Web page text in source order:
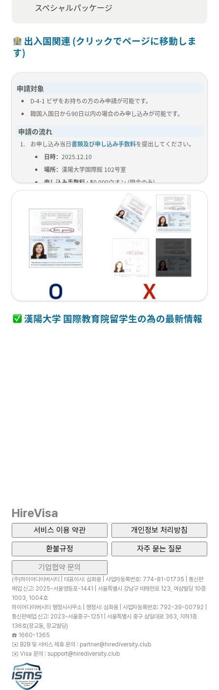
スペシャルパッケージ
出入国関連 (クリックでページに移動しま
す)
申請対象
•
D-4-1 ビザをお持ちの方のみ申請が可能です。
• 韓国入国日から90日以内の場合のみ申し込みが可能です。
申請の流れ
1. お申し込み当日書類及び申し込み手数料を提出してください。
• 日時： 2025.12.10
• 場所： 漢陽大学国際館 102号室
• 申し込み手数料 : 50,000ウオン (現金のみ)
申し込みを確認後メール にてご案内致します。
指紋登録のご案内メールをお待ちください。
外国人登録証受け取りの日 時/場所のご案内メールをお待ちくだ
さい。
* 申請過程で最少で５つのメールをのお送りいたします。
メールの案内に従って申請を進めてください。
必要書類 & 申し込み費用
1. 居住地証明書類
漢陽大学 国際教育院留学生の為の最新情報
HireVisa
서비스 이용 약관
개인정보 처리방침
환불규정
자주 묻는 질문
기업협약 문의
(주)하이어다이버시티 | 대표이사: 심화용 | 사업자등록번호: 774-81-01735 | 통신판
매업 신고: 2025-서울영등포-1441 | 서울특별시 강남구 테헤란로 123, 여삼빌딩 10층
1003, 1004호
하이어다이버시티 행정사사무소 | 행정사: 심화용 | 사업자등록번호: 792-39-00792 |
통신판매업 신고: 2023-서울중구-1251 | 서울특별시 중구 삼일대로 363, 지하1층
136호(장교동, 장교빌딩)
☎️ 1660-1365
✉️ B2B 및 서비스 제휴 문의 : partner@hirediversity.club
✉️ Visa 문의 : support@hirediversity.club